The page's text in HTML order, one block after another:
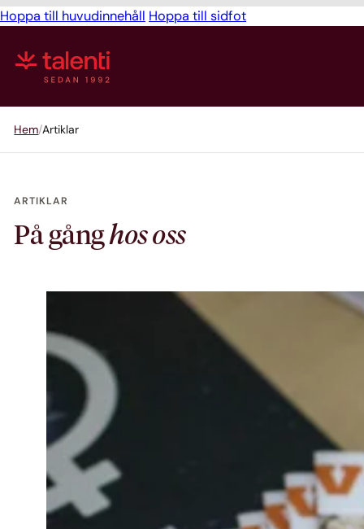
Hoppa till huvudinnehåll Hoppa till sidfot
Hem Artiklar
ARTIKLAR
På gånghos oss